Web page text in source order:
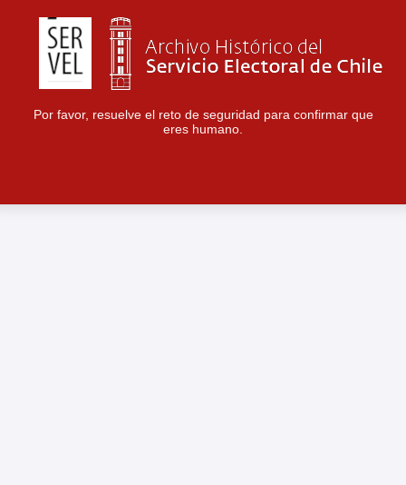
Por favor, resuelve el reto de seguridad para confirmar que
eres humano.